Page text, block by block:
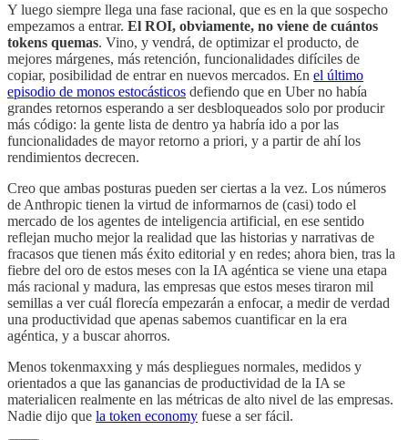
Y luego siempre llega una fase racional, que es en la que sospecho
empezamos a entrar. El ROI, obviamente, no viene de cuántos
tokens quemas. Vino, y vendrá, de optimizar el producto, de
mejores márgenes, más retención, funcionalidades difíciles de
copiar, posibilidad de entrar en nuevos mercados. En el último
episodio de monos estocásticos defiendo que en Uber no había
grandes retornos esperando a ser desbloqueados solo por producir
más código: la gente lista de dentro ya habría ido a por las
funcionalidades de mayor retorno a priori, y a partir de ahí los
rendimientos decrecen.
Creo que ambas posturas pueden ser ciertas a la vez. Los números
de Anthropic tienen la virtud de informarnos de (casi) todo el
mercado de los agentes de inteligencia artificial, en ese sentido
reflejan mucho mejor la realidad que las historias y narrativas de
fracasos que tienen más éxito editorial y en redes; ahora bien, tras la
fiebre del oro de estos meses con la IA agéntica se viene una etapa
más racional y madura, las empresas que estos meses tiraron mil
semillas a ver cuál florecía empezarán a enfocar, a medir de verdad
una productividad que apenas sabemos cuantificar en la era
agéntica, y a buscar ahorros.
Menos tokenmaxxing y más despliegues normales, medidos y
orientados a que las ganancias de productividad de la IA se
materialicen realmente en las métricas de alto nivel de las empresas.
Nadie dijo que la token economy fuese a ser fácil.